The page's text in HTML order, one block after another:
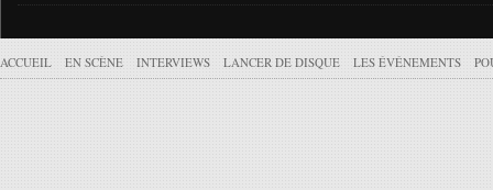
ACCUEIL EN SCÈNE INTERVIEWS LANCER DE DISQUE LES ÉVÉNEMENTS